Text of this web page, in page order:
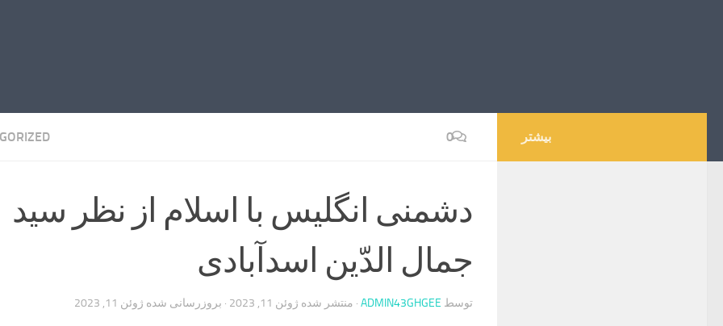
0
دشمنی انگلیس با اسلام از نظر سید
جمال الدّین اسدآبادی
توسط ADMIN43GHGEE · منتشر شده ژوئن 11, 2023 · بروزرسانی شده ژوئن 11, 2023
بیشتر